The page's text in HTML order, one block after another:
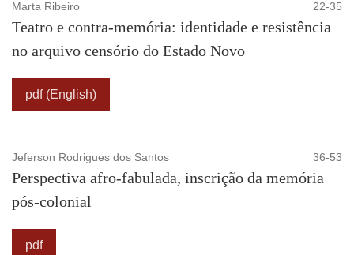
Marta Ribeiro 22-35
Teatro e contra-memória: identidade e resistência
no arquivo censório do Estado Novo
pdf (English)
Jeferson Rodrigues dos Santos 36-53
Perspectiva afro-fabulada, inscrição da memória
pós-colonial
pdf